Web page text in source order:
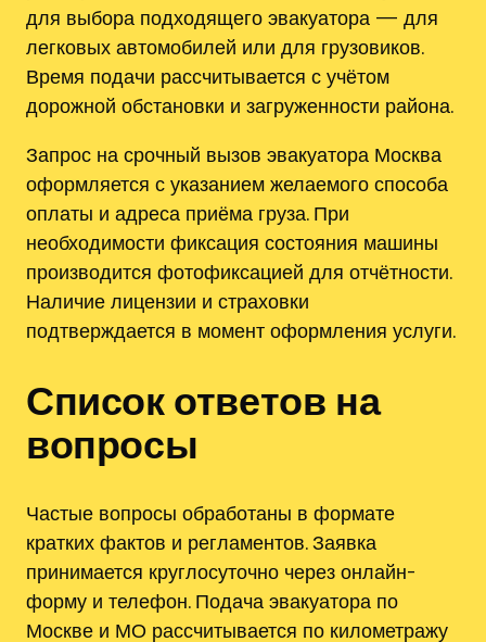
для выбора подходящего эвакуатора — для
легковых автомобилей или для грузовиков.
Время подачи рассчитывается с учётом
дорожной обстановки и загруженности района.
Запрос на срочный вызов эвакуатора Москва
оформляется с указанием желаемого способа
оплаты и адреса приёма груза. При
необходимости фиксация состояния машины
производится фотофиксацией для отчётности.
Наличие лицензии и страховки
подтверждается в момент оформления услуги.
Список ответов на
вопросы
Частые вопросы обработаны в формате
кратких фактов и регламентов. Заявка
принимается круглосуточно через онлайн-
форму и телефон. Подача эвакуатора по
Москве и МО рассчитывается по километражу